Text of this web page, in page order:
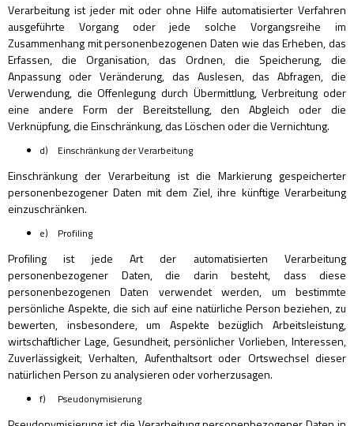
Verarbeitung ist jeder mit oder ohne Hilfe automatisierter Verfahren
ausgeführte Vorgang oder jede solche Vorgangsreihe im
Zusammenhang mit personenbezogenen Daten wie das Erheben, das
Erfassen, die Organisation, das Ordnen, die Speicherung, die
Anpassung oder Veränderung, das Auslesen, das Abfragen, die
Verwendung, die Offenlegung durch Übermittlung, Verbreitung oder
eine andere Form der Bereitstellung, den Abgleich oder die
Verknüpfung, die Einschränkung, das Löschen oder die Vernichtung.
d) Einschränkung der Verarbeitung
Einschränkung der Verarbeitung ist die Markierung gespeicherter
personenbezogener Daten mit dem Ziel, ihre künftige Verarbeitung
einzuschränken.
e) Profiling
Profiling ist jede Art der automatisierten Verarbeitung
personenbezogener Daten, die darin besteht, dass diese
personenbezogenen Daten verwendet werden, um bestimmte
persönliche Aspekte, die sich auf eine natürliche Person beziehen, zu
bewerten, insbesondere, um Aspekte bezüglich Arbeitsleistung,
wirtschaftlicher Lage, Gesundheit, persönlicher Vorlieben, Interessen,
Zuverlässigkeit, Verhalten, Aufenthaltsort oder Ortswechsel dieser
natürlichen Person zu analysieren oder vorherzusagen.
f) Pseudonymisierung